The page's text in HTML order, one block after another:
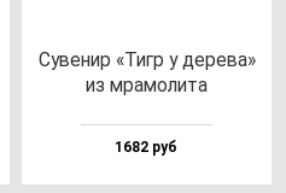
Суве­нир «Тигр у де­ре­ва»
из мра­мо­ли­та
1682 руб